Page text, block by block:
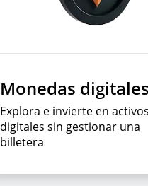
Monedas digitales
Explora e invierte en activos
digitales sin gestionar una
billetera